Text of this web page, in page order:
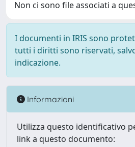
Non ci sono file associati a
I documenti in IRIS sono
tutti i diritti sono riservati,
indicazione.
Informazioni
Utilizza questo identificativo
link a questo documento: